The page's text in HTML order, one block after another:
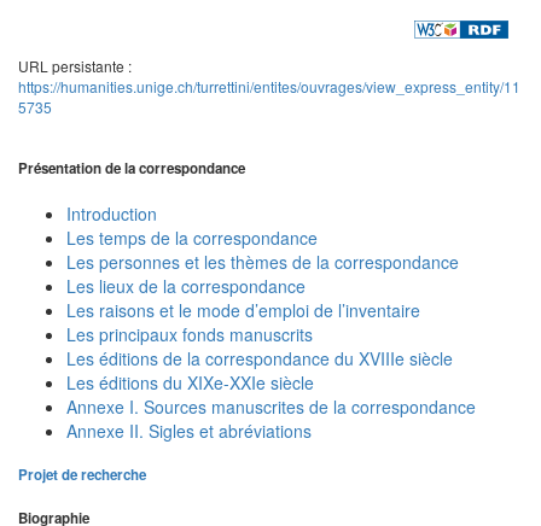
URL persistante :
https://humanities.unige.ch/turrettini/entites/ouvrages/view_express_entity/11
5735
Présentation de la correspondance
Introduction
Les temps de la correspondance
Les personnes et les thèmes de la correspondance
Les lieux de la correspondance
Les raisons et le mode d’emploi de l’inventaire
Les principaux fonds manuscrits
Les éditions de la correspondance du XVIIIe siècle
Les éditions du XIXe-XXIe siècle
Annexe I. Sources manuscrites de la correspondance
Annexe II. Sigles et abréviations
Projet de recherche
Biographie